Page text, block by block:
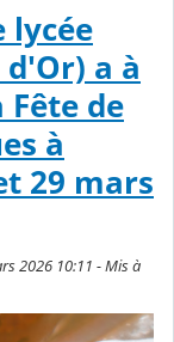
lycée
a à
de
à
29 mars
2026 10:11 - Mis à